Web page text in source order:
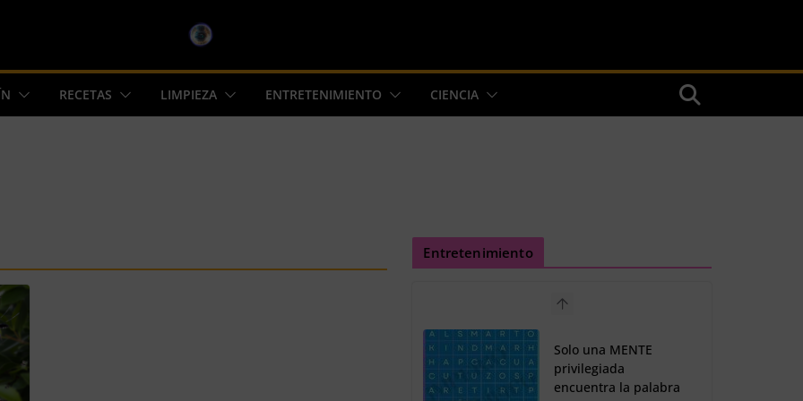
RECETAS LIMPIEZA ENTRETENIMIENTO CIENCIA
Entretenimiento
Solo una MENTE
privilegiada
encuentra la palabra